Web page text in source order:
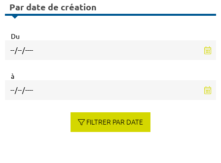
Par date de création
Du
à
FILTRER PAR DATE